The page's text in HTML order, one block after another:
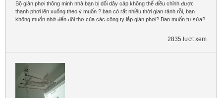
Bộ giàn phơi thông minh nhà bạn bị dối dây cáp không thể điều chỉnh được
thanh phơi lên xuống theo ý muốn ? bạn có rất nhiều thời gian rảnh rỗi, bạn
không muốn nhờ đến đội thợ của các công ty lắp giàn phơi? Bạn muốn tự sửa?
2835 lượt xem